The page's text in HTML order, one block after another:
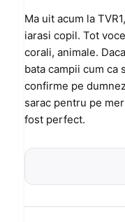
Ma uit acum la
iarasi copil. Tot
corali, animale.
bata campii cum ca
confirme pe
sarac pentru pe
fost perfect.